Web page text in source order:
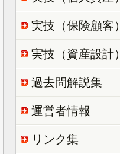
実技（保険顧客）
実技（資産設計）
過去問解説集
運営者情報
リンク集